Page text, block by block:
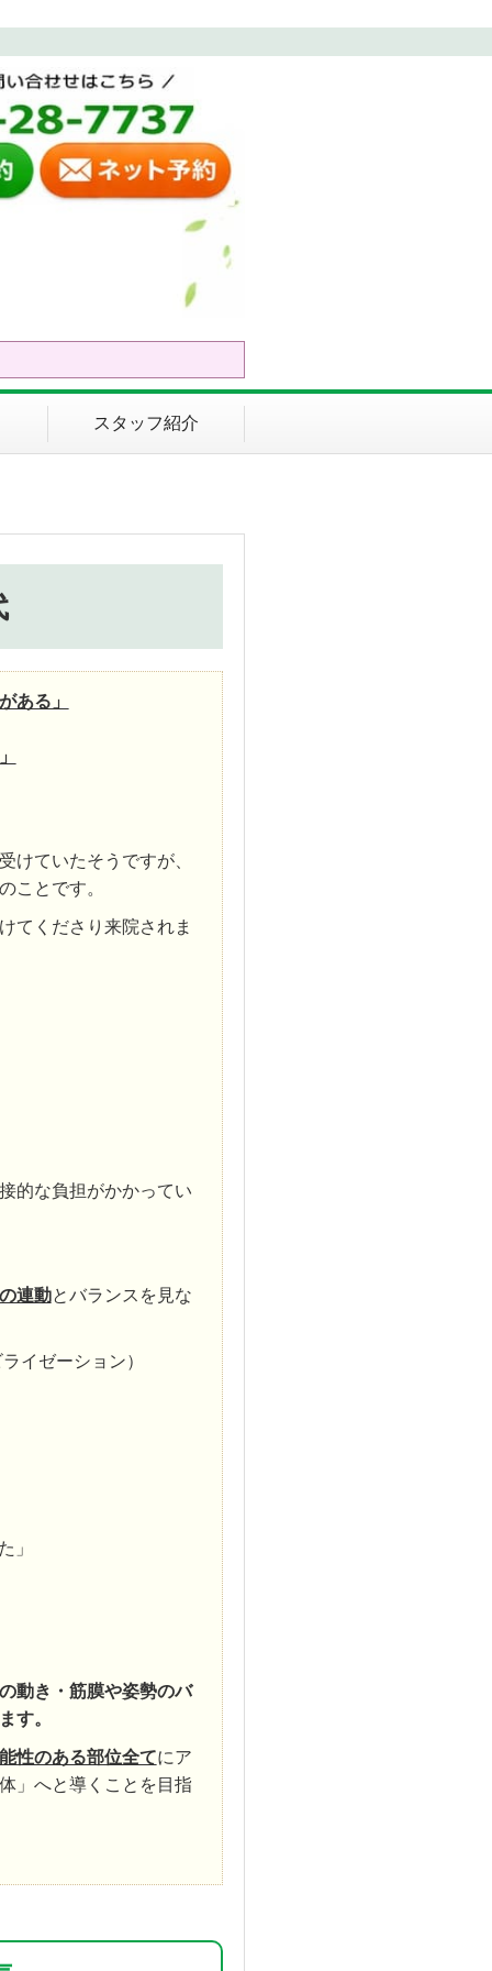
スタッフ紹介
ある」
けていたそうですが、
ことです。
てくださり来院されま
的な負担がかかってい
連動とバランスを見な
イゼーション）
」
動き・筋膜や姿勢のバ
す。
性のある部位全てにア
」へと導くことを目指